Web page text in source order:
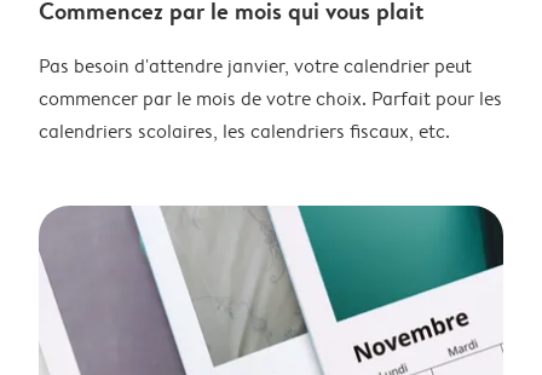
Commencez par le mois qui vous plait
Pas besoin d'attendre janvier, votre calendrier peut
commencer par le mois de votre choix. Parfait pour les
calendriers scolaires, les calendriers fiscaux, etc.